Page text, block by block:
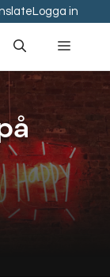
Logga in
Meny